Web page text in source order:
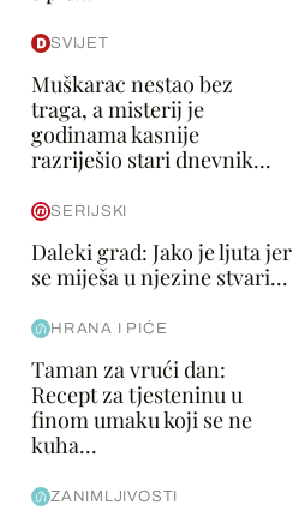
SVIJET
Muškarac nestao bez
traga, a misterij je
godinama kasnije
razriješio stari dnevnik...
SERIJSKI
Daleki grad: Jako je ljuta jer
se miješa u njezine stvari...
HRANA I PIĆE
Taman za vrući dan:
Recept za tjesteninu u
finom umaku koji se ne
kuha...
ZANIMLJIVOSTI